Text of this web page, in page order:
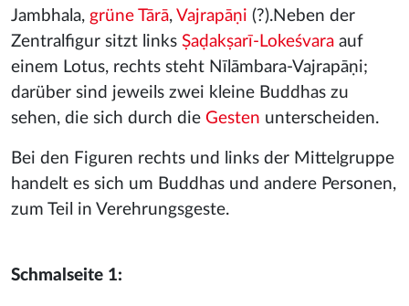
Jambhala, grüne Tārā, Vajrapāṇi (?).Neben der
Zentralfigur sitzt links Ṣaḍakṣarī-Lokeśvara auf
einem Lotus, rechts steht Nīlāmbara-Vajrapāṇi;
darüber sind jeweils zwei kleine Buddhas zu
sehen, die sich durch die Gesten unterscheiden.
Bei den Figuren rechts und links der Mittelgruppe
handelt es sich um Buddhas und andere Personen,
zum Teil in Verehrungsgeste.
Schmalseite 1: